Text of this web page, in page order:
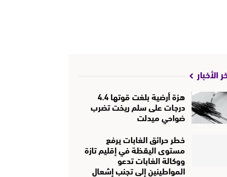
الأخبار
هزة أرضية بلغت قوتها 4.4
درجات على سلم ريخت تضرب
ضواحي ميدلت
خطر حرائق الغابات يرفع
مستوى اليقظة في إقليم تازة
ووكالة الغابات تدعو
المواطينين إلى تجنب إشعال